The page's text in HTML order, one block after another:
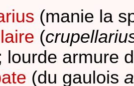
(manie la
(
lourde armure
(du gaulois